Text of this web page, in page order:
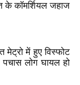
के कॉमर्शियल जहाज
में हुए विस्‍फोट
लोग घायल हो